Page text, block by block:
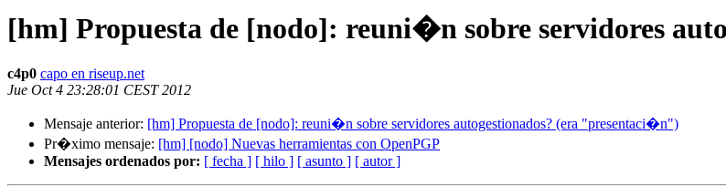
[hm] Propuesta de [nodo]: reuni�n sobre servidores
c4p0 capo en riseup.net
Jue Oct 4 23:28:01 CEST 2012
Mensaje anterior: [hm] Propuesta de [nodo]: reuni�n sobre servidores autogestionados? (era "presentaci�n")
Pr�ximo mensaje: [hm] [nodo] Nuevas herramientas con OpenPGP
Mensajes ordenados por: [ fecha ] [ hilo ] [ asunto ] [ autor ]